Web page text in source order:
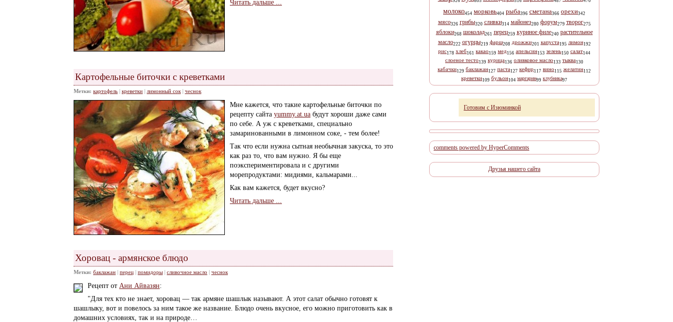
Читать дальше ...
Картофельные биточки с креветками
Метки: картофель креветки лимонный сок чеснок
Мне кажется, что такие картофельные биточки по
рецепту сайта yummy.at.ua будут хороши даже сами
по себе. А уж с креветками, специально
замаринованными в лимонном соке, - тем более!
Так что если нужна сытная необычная закуска, то это
как раз то, что вам нужно. Я бы еще
поэкспериментировала и с другими
морепродуктами: мидиями, кальмарами...
Как вам кажется, будет вкусно?
Читать дальше ...
Хоровац - армянское блюдо
Метки: баклажан перец помидоры сливочное масло чеснок
Рецепт от Ани Айвазян:
"Для тех кто не знает, хоровац — так армяне шашлык называют. А этот салат обычно готовят к
шашлыку, вот и повелось за ним такое же название. Блюдо очень вкусное, его можно приготовить как в
домашних условиях, так и на природе…
молоко454 морковь404 рыба396 сметана366 орехи342
мясо326 грибы320 сливки314 майонез280 форум279 творог275
яблоки268 шоколад261 перец259 куриное филе240 растительное
масло222 огурцы219 фарш208 дрожжи201 капуста195 лимон192
рис178 хлеб161 какао 159 мед 156 апельсин153 зелень150 салат144
слоеное тесто 139 курица136 оливковое масло 133 тыква130
кабачки129 баклажан127 паста127 кефир 117 вино 115 желатин112
креветки109 бульон104 маргарин99 клубника97
Готовим с Изюминкой
comments powered by HyperComments
Друзья нашего сайта